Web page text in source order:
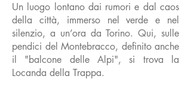
Un luogo lontano dai rumori e dal caos
della città, immerso nel verde e nel
silenzio, a un’ora da Torino. Qui, sulle
pendici del Montebracco, definito anche
il "balcone delle Alpi", si trova la
Locanda della Trappa.